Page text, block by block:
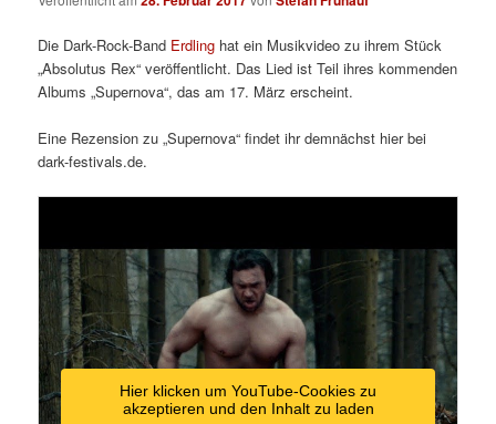
Die Dark-Rock-Band Erdling hat ein Musikvideo zu ihrem Stück
„Absolutus Rex“ veröffentlicht. Das Lied ist Teil ihres kommenden
Albums „Supernova“, das am 17. März erscheint.
Eine Rezension zu „Supernova“ findet ihr demnächst hier bei
dark-festivals.de.
Hier klicken um YouTube-Cookies zu
akzeptieren und den Inhalt zu laden